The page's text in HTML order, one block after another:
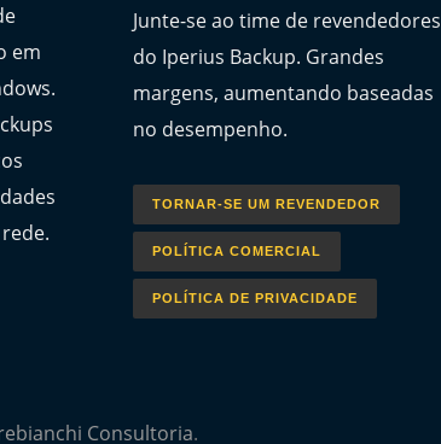
em
Junte-se ao time de revendedores
do Iperius Backup. Grandes
margens, aumentando baseadas
no desempenho.
TORNAR-SE UM REVENDEDOR
POLÍTICA COMERCIAL
POLÍTICA DE PRIVACIDADE
Consultoria.